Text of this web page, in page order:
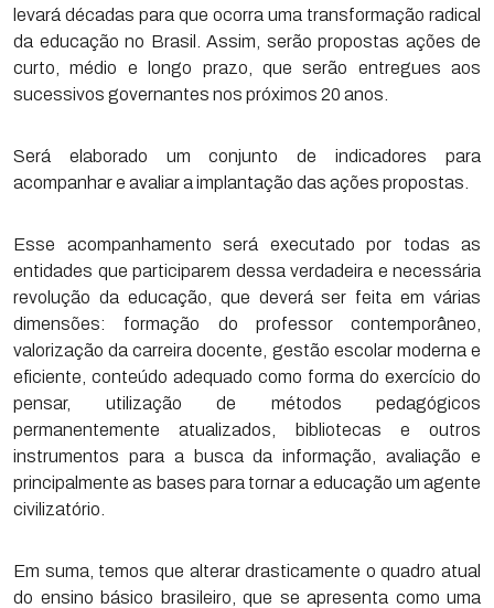
levará décadas para que ocorra uma transformação radical
da educação no Brasil. Assim, serão propostas ações de
curto, médio e longo prazo, que serão entregues aos
sucessivos governantes nos próximos 20 anos.
Será elaborado um conjunto de indicadores para
acompanhar e avaliar a implantação das ações propostas.
Esse acompanhamento será executado por todas as
entidades que participarem dessa verdadeira e necessária
revolução da educação, que deverá ser feita em várias
dimensões: formação do professor contemporâneo,
valorização da carreira docente, gestão escolar moderna e
eficiente, conteúdo adequado como forma do exercício do
pensar, utilização de métodos pedagógicos
permanentemente atualizados, bibliotecas e outros
instrumentos para a busca da informação, avaliação e
principalmente as bases para tornar a educação um agente
civilizatório.
Em suma, temos que alterar drasticamente o quadro atual
do ensino básico brasileiro, que se apresenta como uma